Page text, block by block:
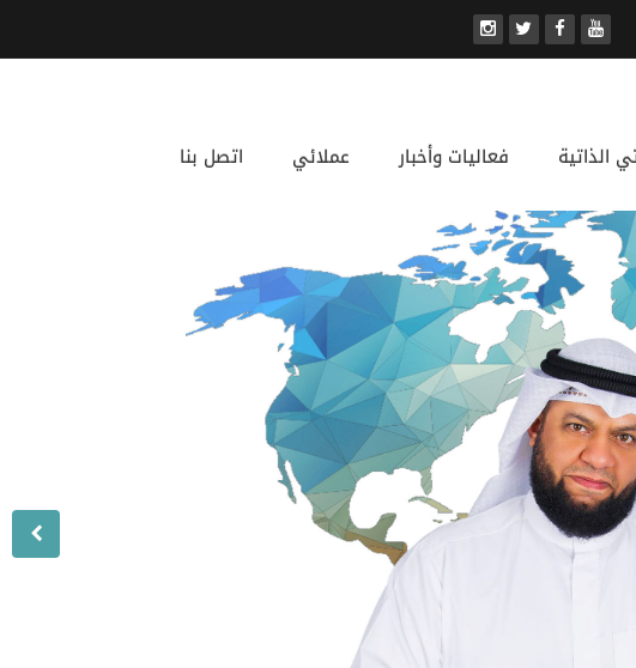
الذاتية فعاليات وأخبار عملائي اتصل بنا